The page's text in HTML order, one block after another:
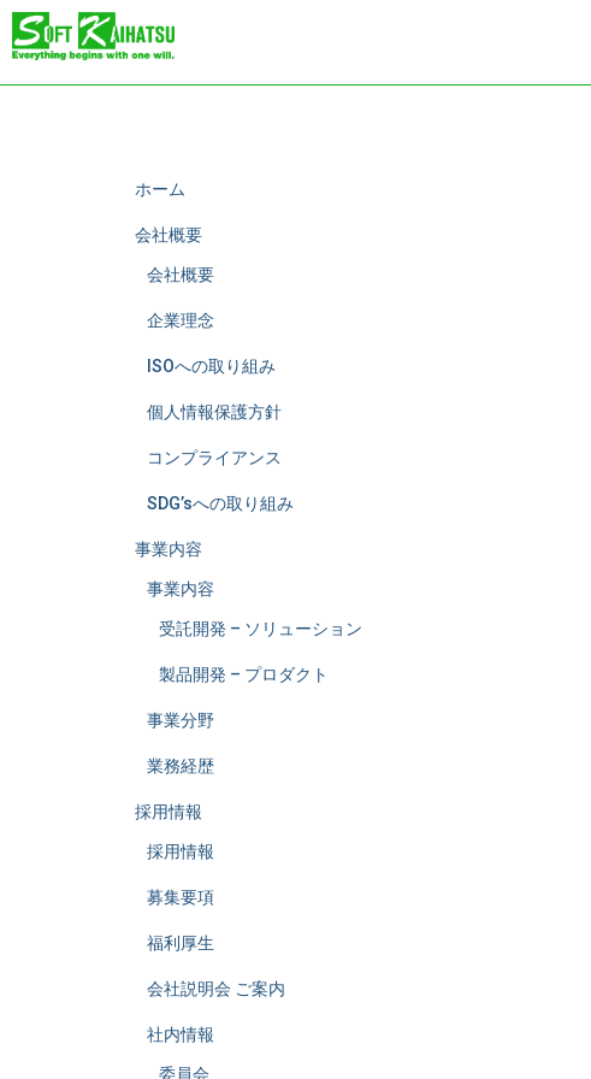
ホーム
会社概要
会社概要
企業理念
ISOへの取り組み
個人情報保護方針
コンプライアンス
SDG’sへの取り組み
事業内容
事業内容
受託開発 – ソリューション
製品開発 – プロダクト
事業分野
業務経歴
採用情報
採用情報
募集要項
福利厚生
会社説明会 ご案内
社内情報
委員会